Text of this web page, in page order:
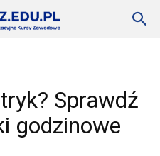
Sprawdź
godzinowe